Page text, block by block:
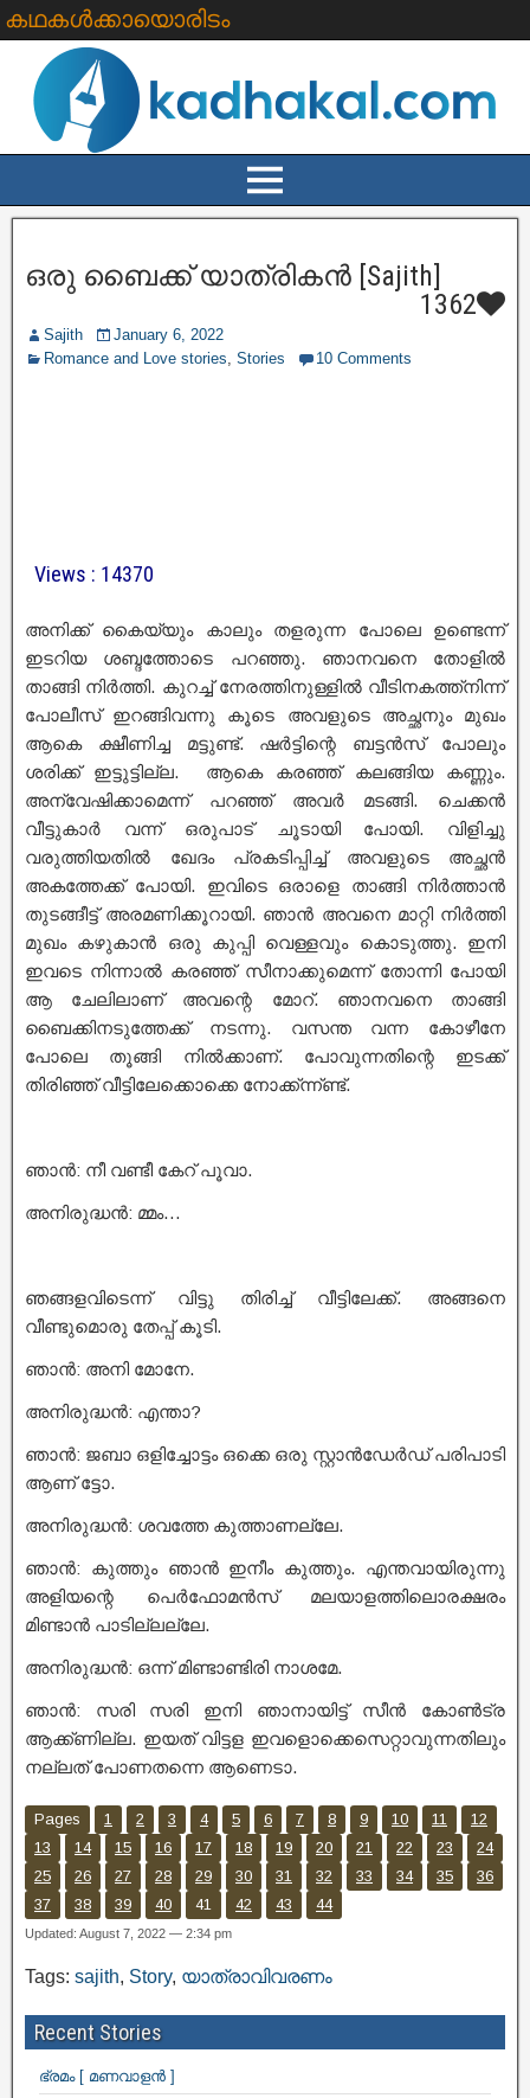
കഥകൾക്കായൊരിടം
ഒരു ബൈക്ക് യാത്രികൻ [Sajith]
1362
Sajith
January 6, 2022
Romance and Love stories, Stories 10 Comments
Views : 14370
അനിക്ക് കൈയ്യും കാലും തളരുന്ന പോലെ ഉണ്ടെന്ന്
ഇടറിയ ശബ്ദത്തോടെ പറഞ്ഞു. ഞാനവനെ തോളിൽ
താങ്ങി നിർത്തി. കുറച്ച് നേരത്തിനുള്ളിൽ വീടിനകത്ത്നിന്ന്
പോലീസ് ഇറങ്ങിവന്നു കൂടെ അവളുടെ അച്ഛനും മുഖം
ആകെ ക്ഷീണിച്ച മട്ടുണ്ട്. ഷർട്ടിന്റെ ബട്ടൻസ് പോലും
ശരിക്ക് ഇട്ടുട്ടില്ല. ആകെ കരഞ്ഞ് കലങ്ങിയ കണ്ണും.
അന്വേഷിക്കാമെന്ന് പറഞ്ഞ് അവർ മടങ്ങി. ചെക്കൻ
വീട്ടുകാർ വന്ന് ഒരുപാട് ചൂടായി പോയി. വിളിച്ചു
വരുത്തിയതിൽ ഖേദം പ്രകടിപ്പിച്ച് അവളുടെ അച്ഛൻ
അകത്തേക്ക് പോയി. ഇവിടെ ഒരാളെ താങ്ങി നിർത്താൻ
തുടങ്ങീട്ട് അരമണിക്കൂറായി. ഞാൻ അവനെ മാറ്റി നിർത്തി
മുഖം കഴുകാൻ ഒരു കുപ്പി വെള്ളവും കൊടുത്തു. ഇനി
ഇവടെ നിന്നാൽ കരഞ്ഞ് സീനാക്കുമെന്ന് തോന്നി പോയി
ആ ചേലിലാണ് അവന്റെ മോറ്. ഞാനവനെ താങ്ങി
ബൈക്കിനടുത്തേക്ക് നടന്നു. വസന്ത വന്ന കോഴീനേ
പോലെ തൂങ്ങി നിൽക്കാണ്. പോവുന്നതിന്റെ ഇടക്ക്
തിരിഞ്ഞ് വീട്ടിലേക്കൊക്കെ നോക്ക്ന്ന്ണ്ട്.
ഞാൻ: നീ വണ്ടീ കേറ് പൂവാ.
അനിരുദ്ധൻ: മ്മം…
ഞങ്ങളവിടെന്ന് വിട്ടു തിരിച്ച് വീട്ടിലേക്ക്. അങ്ങനെ
വീണ്ടുമൊരു തേപ്പ് കൂടി.
ഞാൻ: അനി മോനേ.
അനിരുദ്ധൻ: എന്താ?
ഞാൻ: ജബാ ഒളിച്ചോട്ടം ഒക്കെ ഒരു സ്റ്റാൻഡേർഡ് പരിപാടി
ആണ് ട്ടോ.
അനിരുദ്ധൻ: ശവത്തേ കുത്താണല്ലേ.
ഞാൻ: കുത്തും ഞാൻ ഇനീം കുത്തും. എന്തവായിരുന്നു
അളിയന്റെ പെർഫോമൻസ് മലയാളത്തിലൊരക്ഷരം
മിണ്ടാൻ പാടില്ലല്ലേ.
അനിരുദ്ധൻ: ഒന്ന് മിണ്ടാണ്ടിരി നാശമേ.
ഞാൻ: സരി സരി ഇനി ഞാനായിട്ട് സീൻ കോൺട്ര
ആക്ക്ണില്ല. ഇയത് വിട്ടള ഇവളൊക്കെസെറ്റാവുന്നതിലും
നല്ലത് പോണതന്നെ ആണെടാ.
Pages 1 2 3 4 5 6 7 8 9 10 11
12
13
14 15 16 17 18 19 20 21 22 23
24
25
26 27 28 29 30 31 32 33 34 35
36
37
38 39 40 41 42 43 44
Updated: August 7, 2022 — 2:34 pm
Tags: sajith, Story, യാത്രാവിവരണം
Recent Stories
ഭ്രമം [ മണവാളൻ ]